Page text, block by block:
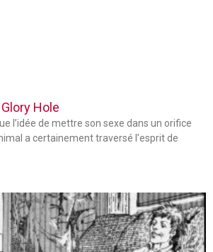
Hole
l’idée de mettre son sexe dans un orifice
a certainement traversé l’esprit de